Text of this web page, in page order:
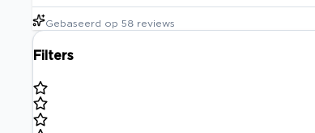
Gebaseerd op 58 reviews
Filters